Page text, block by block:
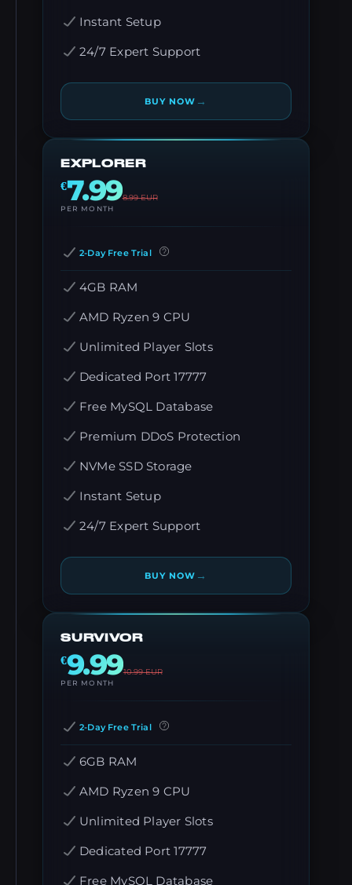
Instant Setup
24/7 Expert Support
BUY NOW →
EXPLORER
€7.998.99EUR
PER MONTH
2-Day Free Trial
4GB RAM
AMD Ryzen 9 CPU
Unlimited Player Slots
Dedicated Port 17777
Free MySQL Database
Premium DDoS Protection
NVMe SSD Storage
Instant Setup
24/7 Expert Support
BUY NOW →
SURVIVOR
€9.9910.99EUR
PER MONTH
2-Day Free Trial
6GB RAM
AMD Ryzen 9 CPU
Unlimited Player Slots
Dedicated Port 17777
Free MySQL Database